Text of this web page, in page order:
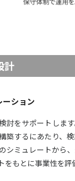
計
ション
討をサポートしま
築するにあたり、
シミュレートから
もとに事業性を評